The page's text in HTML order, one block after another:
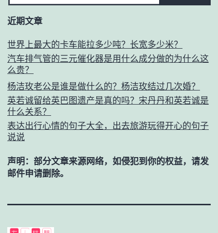
近期文章
世界上最大的卡车能拉多少吨？长宽多少米？
汽车排气管的三元催化器是用什么成分做的为什么这
么贵？
杨洁玫老公是谁是做什么的？杨洁玫结过几次婚？
英若诚留给英巴图遗产是真的吗？宋丹丹和英若诚是
什么关系？
表达出行心情的句子大全，出去旅游玩得开心的句子
说说
声明：部分文章来源网络，如侵犯到你的权益，请发
邮件申请删除。